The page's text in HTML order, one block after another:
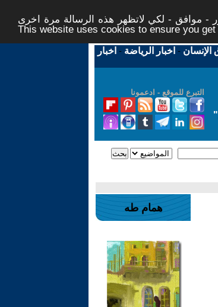
- موافق - لكي لاتظهر هذه الرسالة مرة اخرى -
This website uses cookies to ensure you
الإنسان - اخبار الرياضة - اخبار
التبرع للموقع - ادعمونا
"
همام طه